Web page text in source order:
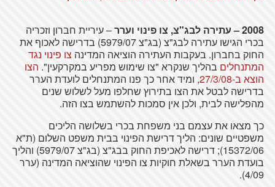
2008 – עתירה לבג"צ, צו פינוי וערר
– עיריית חברון וזכריה
בכרי הגישו עתירה לבג"צ (בג"צ 5979/07) בדרישה לאכוף את
החוק בחברון. בעקבות העתירה הוציאה המדינה צו פינוי נגד
המתנחלים בהליך שנקרא "צו שימוש מפריע במקרקעין". הצו
הוצא ב-27/3/08
, ומיד אחר כך פנו המתנחלים לועדת הערר
בדרישה לבטל את הצו בתירוץ שחלפו מעל לשלוש שנים
מהפלישה לבית, ולכן אין סמכות להשתמש בצו הזה.
כך מצאו את עצמם בני משפחת בכרי בשלושה הליכים
משפטיים שונים: הליך דרישת הפינוי בבית משפט השלום (ת"א
15372/06); דרישה לאכיפת החוק בבג"צ (בג"צ 5979/07) והליך
בועדת הערר בשאלת חוקיות צו הפינוי שהוציאה המדינה (ערר
4/09).